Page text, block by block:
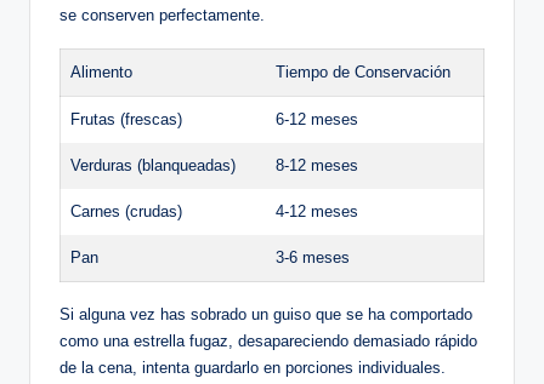
se conserven perfectamente.
Alimento Tiempo de Conservación
Frutas (frescas) 6-12 meses
Verduras (blanqueadas) 8-12 meses
Carnes (crudas) 4-12 meses
Pan 3-6 meses
Si alguna vez has sobrado un guiso que se ha comportado
como una estrella fugaz, desapareciendo demasiado rápido
de la cena, intenta guardarlo en porciones individuales.